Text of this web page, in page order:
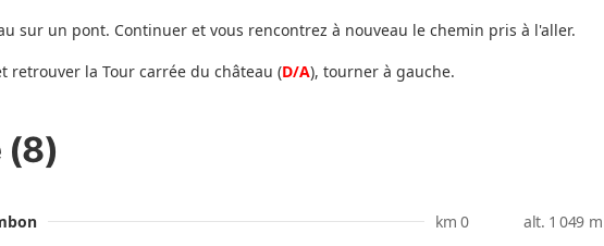
sur un pont. Continuer et vous rencontrez à nouveau le chemin pris à l'aller.
retrouver la Tour carrée du château (D/A), tourner à gauche.
(8)
km 0
alt. 1 049 m